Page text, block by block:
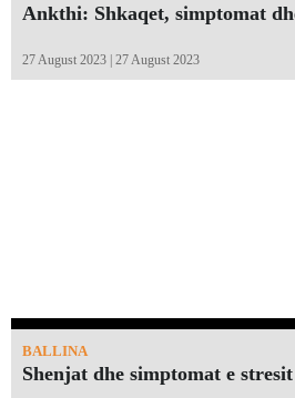
Ankthi: Shkaqet, simptomat
27 August 2023 | 27 August 2023
BALLINA
Shenjat dhe simptomat e